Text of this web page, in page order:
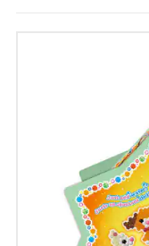
Italiano